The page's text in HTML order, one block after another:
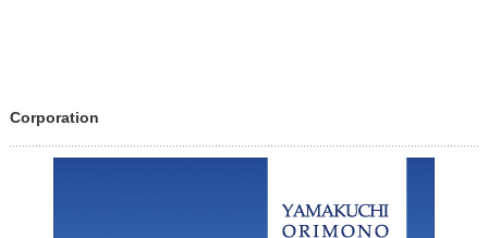
Corporation